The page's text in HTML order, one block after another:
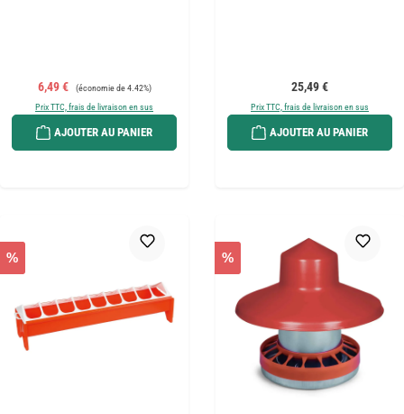
Prix de vente :
6,49 € Prix régulier :
(économie de 4.42%)
Prix TTC, frais de livraison en sus
AJOUTER AU PANIER
Prix régulier :
25,49 €
Prix TTC, frais de livraison en sus
AJOUTER AU PANIER
% %